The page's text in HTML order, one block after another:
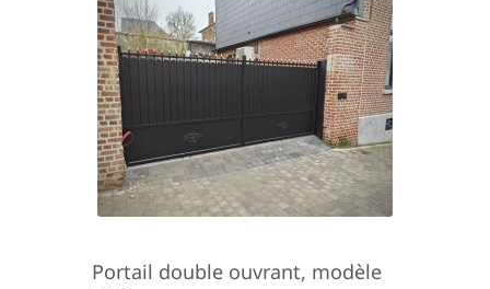
Portail double ouvrant, modèle